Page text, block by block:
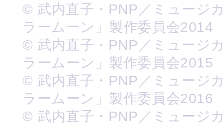
© 武内直子・PNP／ミュージ
ラームーン」製作委員会2014
© 武内直子・PNP／ミュージ
ラームーン」製作委員会2015
© 武内直子・PNP／ミュージ
ラームーン」製作委員会2016
© 武内直子・PNP／ミュージ